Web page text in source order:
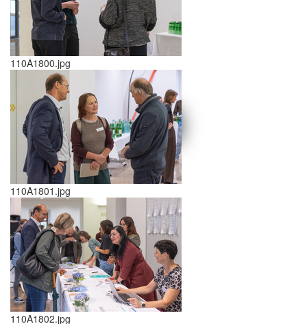
schließen X
<<
>>
110A1800.jpg
110A1801.jpg
110A1802.jpg